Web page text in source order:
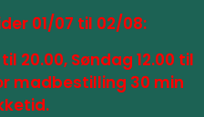
01/07 til 02/08:
20.00, Søndag 12.00 til
madbestilling 30 min